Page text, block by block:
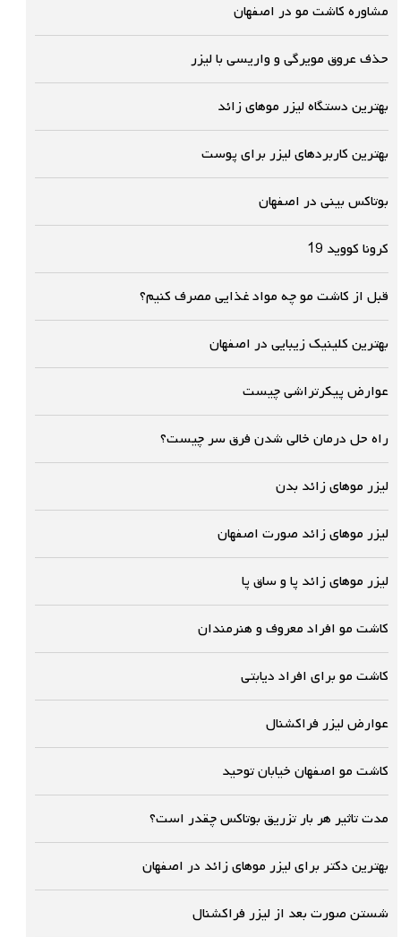
مشاوره کاشت مو در اصفهان
حذف عروق مویرگی و واریسی با لیزر
بهترین دستگاه لیزر موهای زائد
بهترین کاربردهای لیزر برای پوست
بوتاکس بینی در اصفهان
کرونا کووید 19
قبل از کاشت مو چه مواد غذایی مصرف کنیم؟
بهترین کلینیک زیبایی در اصفهان
عوارض پیکرتراشی چیست
راه حل درمان خالی شدن فرق سر چیست؟
لیزر موهای زائد بدن
لیزر موهای زائد صورت اصفهان
لیزر موهای زائد پا و ساق پا
کاشت مو افراد معروف و هنرمندان
کاشت مو برای افراد دیابتی
عوارض لیزر فراکشنال
کاشت مو اصفهان خیابان توحید
مدت تاثیر هر بار تزریق بوتاکس چقدر است؟
بهترین دکتر برای لیزر موهای زائد در اصفهان
شستن صورت بعد از لیزر فراکشنال